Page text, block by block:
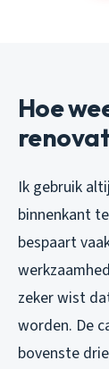
Hoe
Ik gebruik
binnenkant
bespaart
zeker wist
worden. De
bovenste